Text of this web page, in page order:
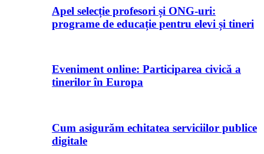
Apel selecție profesori și ONG-uri:
programe de educație pentru elevi și tineri
Eveniment online: Participarea civică a
tinerilor în Europa
Cum asigurăm echitatea serviciilor publice
digitale